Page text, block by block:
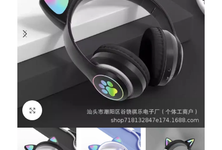
Click to enlarge